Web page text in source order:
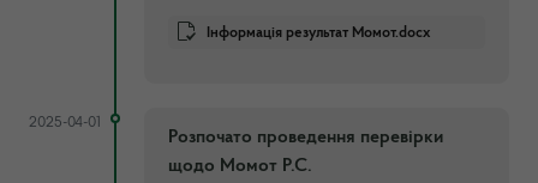
Інформація результат Момот.docx
2025-04-01
Розпочато проведення перевірки
щодо Момот Р.С.